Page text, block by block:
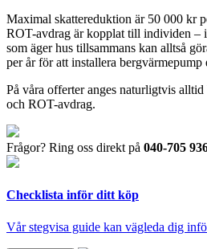
Maximal skattereduktion är 50 000 kr
ROT-avdrag är kopplat till individen –
som äger hus tillsammans kan alltså
per år för att installera
På våra offerter anges naturligtvis
och ROT-avdrag.
Frågor? Ring oss direkt på 040-705
Checklista inför ditt köp
Vår stegvisa guide kan vägleda dig